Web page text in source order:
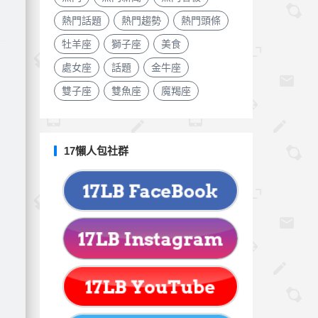
熱門話題 熱門趨勢 熱門頭條
牡羊座 獅子座 美食
處女座 話題 金牛座
雙子座 雙魚座 魔羯座
17懶人包社群